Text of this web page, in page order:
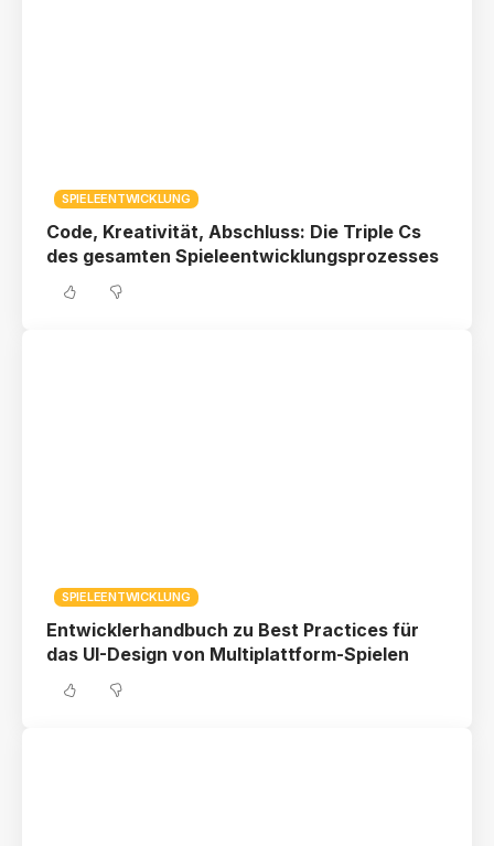
SPIELEENTWICKLUNG
Code, Kreativität, Abschluss: Die Triple Cs
des gesamten Spieleentwicklungsprozesses
SPIELEENTWICKLUNG
Entwicklerhandbuch zu Best Practices für
das UI-Design von Multiplattform-Spielen